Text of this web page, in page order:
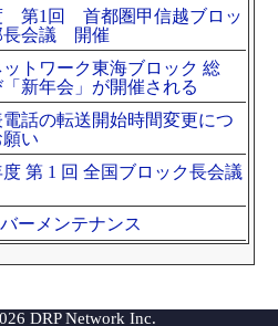
第1回 首都圏甲信越ブロッ
長会議 開催
ットワーク東海ブロック 総
新年会」が開催される
話の転送開始時間変更につ
い
第 1 回 全国ブロック長会議
ーメンテナンス
DRP Network Inc.